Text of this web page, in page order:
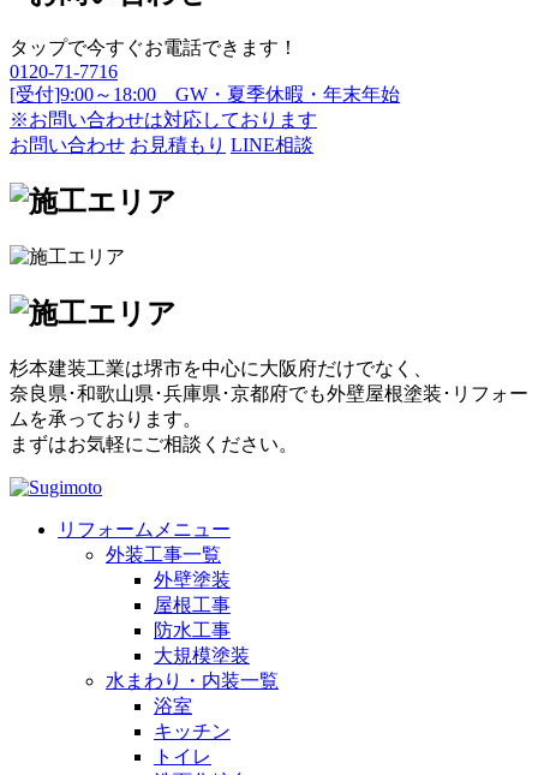
タップで今すぐお電話できます！
0120-71-7716
[受付]9:00～18:00 GW・夏季休暇・年末年始
※お問い合わせは対応しております
お問い合わせ お見積もり LINE相談
杉本建装工業は堺市を中心に大阪府だけでなく、
奈良県･和歌山県･兵庫県･京都府でも外壁屋根塗装･リフォー
ムを承っております。
まずはお気軽にご相談ください。
リフォームメニュー
外装工事一覧
外壁塗装
屋根工事
防水工事
大規模塗装
水まわり・内装一覧
浴室
キッチン
トイレ